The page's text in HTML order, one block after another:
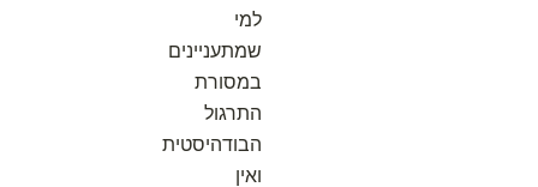
למי
שמתעניינים
במסורת
התרגול
הבודהיסטית
ואין